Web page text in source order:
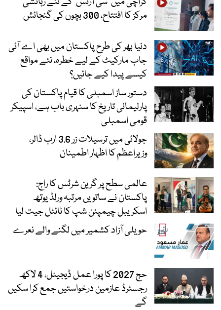
مرکز کا افتتاح، 300 بچوں کی گنجائش
دنیا بھر کی طرح پاکستان میں بھی اے آئی
جاب مارکیٹ کے لیے خطرہ، نئے مواقع
کیسے پیدا کیے جائیں؟
دستور ساز اسمبلی کا قیام پاکستان کی
پارلیمانی تاریخ کا سنہری باب ہے، اسپیکر
قومی اسمبلی
جولائی میں ترسیلات زر 3.6 ارب ڈالر،
وزیراعظم کا اظہار اطمینان
عالمی سطح پر گرین شرٹس کا راج:
پاکستان نے ساتویں مرتبہ ورلڈ یوتھ
اسکریبل چیمپئن شپ کا ٹائٹل جیت لیا
حویلی آزاد کشمیر میں لگنے والے نعرے
حج 2027 کا پورا عمل ڈیجیٹل، 4 لاکھ
رجسٹرڈ عازمین درخواستیں جمع کرا سکیں
گے